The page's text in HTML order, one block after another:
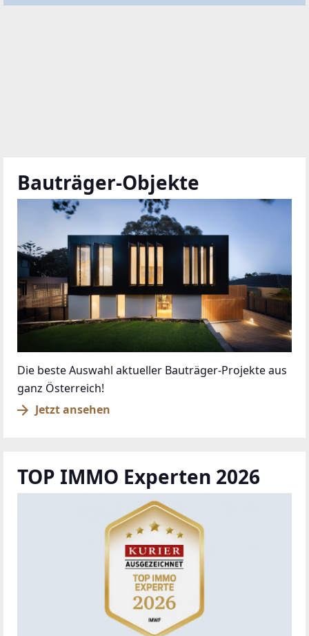
Bauträger-Objekte
Die beste Auswahl aktueller Bauträger-Projekte aus
ganz Österreich!
Jetzt ansehen
TOP IMMO Experten 2026